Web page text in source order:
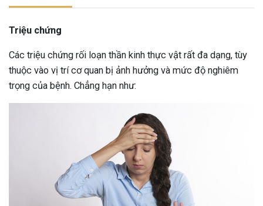
Triệu chứng
Các triệu chứng rối loạn thần kinh thực vật rất đa dạng, tùy
thuộc vào vị trí cơ quan bị ảnh hưởng và mức độ nghiêm
trọng của bệnh. Chẳng hạn như: